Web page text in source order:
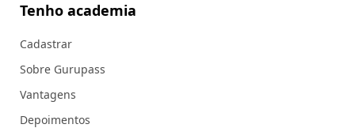
Tenho academia
Cadastrar
Sobre Gurupass
Vantagens
Depoimentos